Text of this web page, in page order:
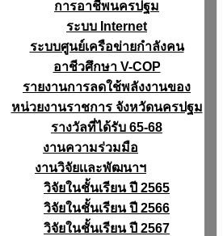
การอาชีพนครปฐม
ระบบ Internet
ระบบศูนย์เครือข่ายกำลังคน
อาชีวศึกษา V-COP
รายงานการลดใช้พลังงานของ
หน่วยงานราชการ จังหวัดนครปฐม
รางวัลที่ได้รับ 65-68
งานความร่วมมือ
งานวิจัยเเละพัฒนาฯ
วิจัยในชั้นเรียน ปี 2565
วิจัยในชั้นเรียน ปี 2566
วิจัยในชั้นเรียน ปี 2567